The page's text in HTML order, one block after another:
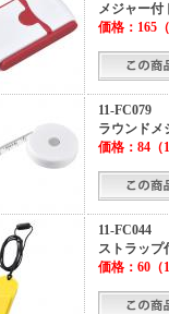
メジャー付
価格： 165
11-FC079
ラウンドメ
価格： 84
11-FC044
ストラップ
価格： 60